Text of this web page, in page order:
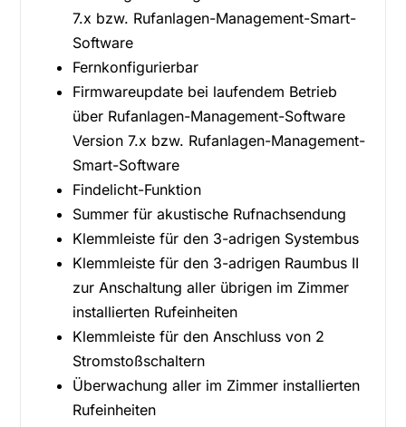
7.x bzw. Rufanlagen-Management-Smart-
Software
Fernkonfigurierbar
Firmwareupdate bei laufendem Betrieb
über Rufanlagen-Management-Software
Version 7.x bzw. Rufanlagen-Management-
Smart-Software
Findelicht-Funktion
Summer für akustische Rufnachsendung
Klemmleiste für den 3-adrigen Systembus
Klemmleiste für den 3-adrigen Raumbus II
zur Anschaltung aller übrigen im Zimmer
installierten Rufeinheiten
Klemmleiste für den Anschluss von 2
Stromstoßschaltern
Überwachung aller im Zimmer installierten
Rufeinheiten